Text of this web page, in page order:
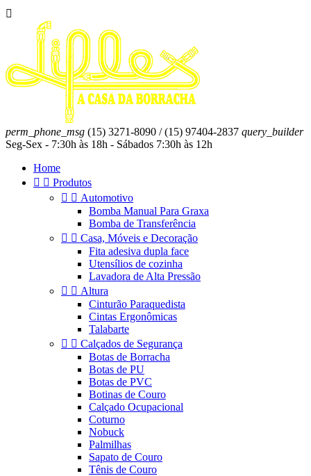

perm_phone_msg (15) 3271-8090 / (15) 97404-2837 query_builder
Seg-Sex - 7:30h às 18h - Sábados 7:30h às 12h
Home
  Produtos
  Automotivo
Bomba Manual Para Graxa
Bomba de Transferência
  Casa, Móveis e Decoração
Fita adesiva dupla face
Utensílios de cozinha
Lavadora de Alta Pressão
  Altura
Cinturão Paraquedista
Cintas Ergonômicas
Talabarte
  Calçados de Segurança
Botas de Borracha
Botas de PU
Botas de PVC
Botinas de Couro
Calçado Ocupacional
Coturno
Nobuck
Palmilhas
Sapato de Couro
Tênis de Couro